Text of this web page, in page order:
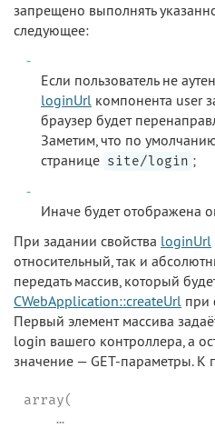
запрещено выполнять
следующее:
Если пользователь не
loginUrl компонента user
браузер будет
Заметим, что по
странице site/login ;
Иначе будет отображена
При задании свойства loginUrl
относительный, так и
передать массив, который
CWebApplication::createUrl при
Первый элемент массива
login вашего контроллера, а
значение — GET-параметры. К
array(
    …